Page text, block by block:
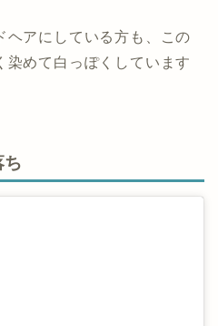
ヘアにしている方も、この
染めて白っぽくしています
ち